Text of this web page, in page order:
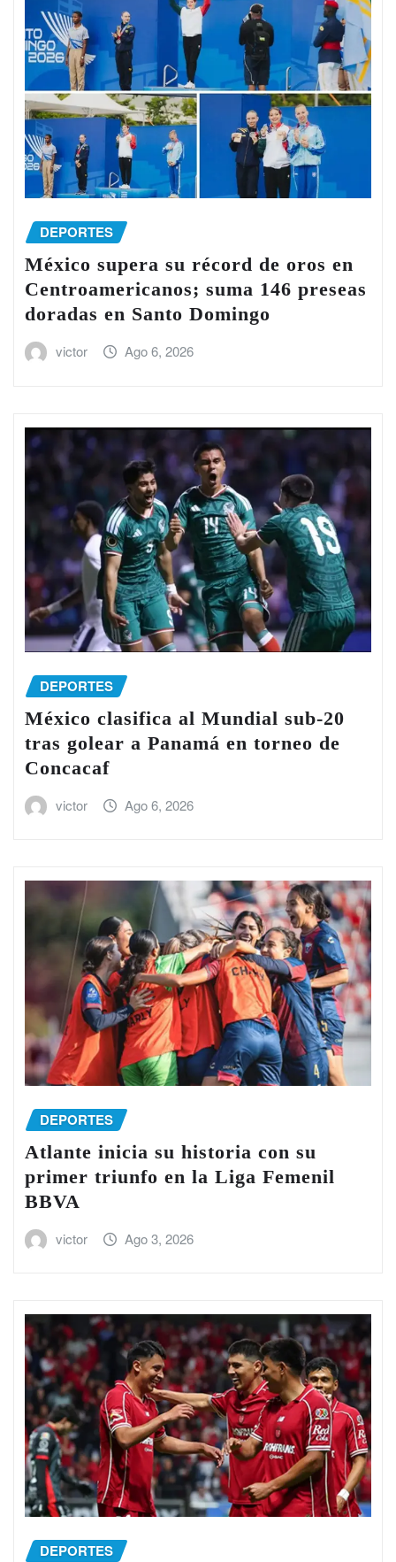
DEPORTES
México supera su récord de oros en
Centroamericanos; suma 146 preseas
doradas en Santo Domingo
victor Ago 6, 2026
DEPORTES
México clasifica al Mundial sub-20
tras golear a Panamá en torneo de
Concacaf
victor Ago 6, 2026
DEPORTES
Atlante inicia su historia con su
primer triunfo en la Liga Femenil
BBVA
victor Ago 3, 2026
DEPORTES